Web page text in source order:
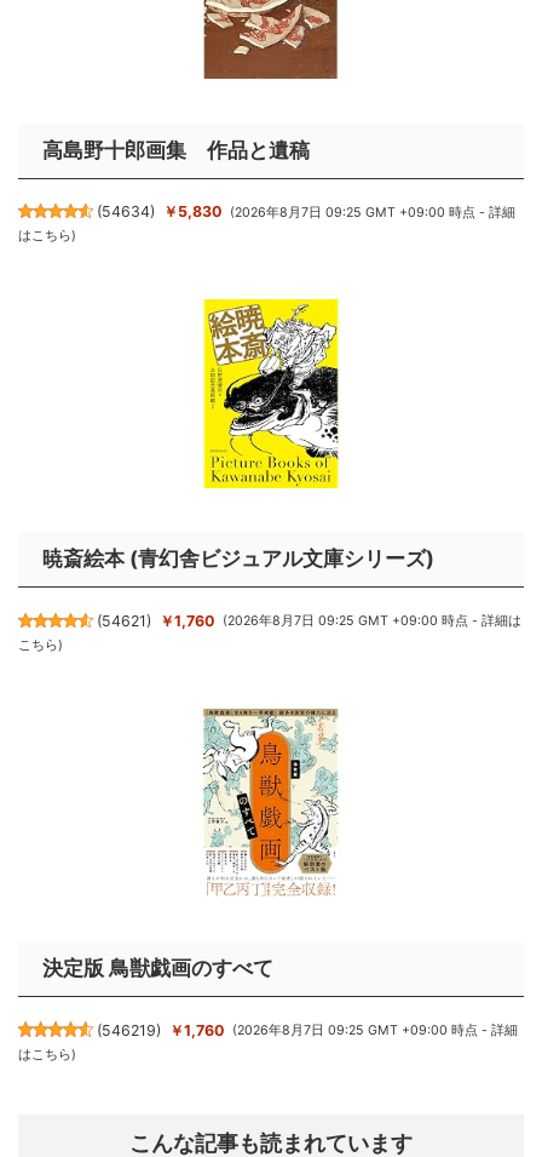
高島野十郎画集 作品と遺稿
(54634) ￥5,830 (2026年8月7日 09:25 GMT +09:00 時点 -詳細
はこちら)
暁斎絵本 (青幻舎ビジュアル文庫シリーズ)
(54621) ￥1,760 (2026年8月7日 09:25 GMT +09:00 時点 -詳細は
こちら)
決定版 鳥獣戯画のすべて
(546219) ￥1,760 (2026年8月7日 09:25 GMT +09:00 時点 -詳細
はこちら)
こんな記事も読まれています